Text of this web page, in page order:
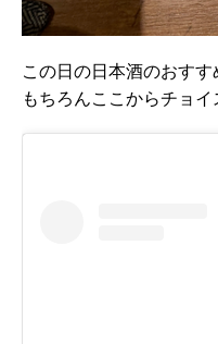
この日の日本酒のおすす
もちろんここからチョイ